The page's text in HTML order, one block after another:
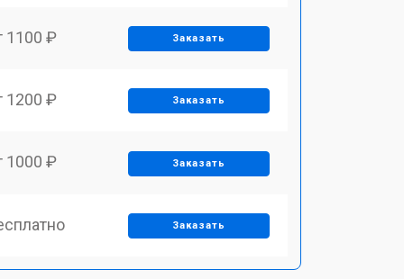
1100 ₽ Заказать
1200 ₽ Заказать
1000 ₽ Заказать
Заказать